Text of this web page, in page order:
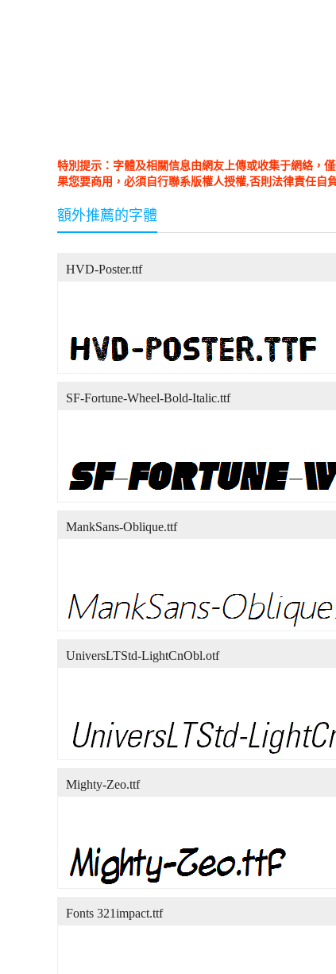
特別提示：字體及相關信息由網友上傳或收集于網絡，
果您要商用，必須自行聯系版權人授權,否則法律責任自
額外推薦的字體
HVD-Poster.ttf
SF-Fortune-Wheel-Bold-Italic.ttf
MankSans-Oblique.ttf
UniversLTStd-LightCnObl.otf
Mighty-Zeo.ttf
Fonts 321impact.ttf